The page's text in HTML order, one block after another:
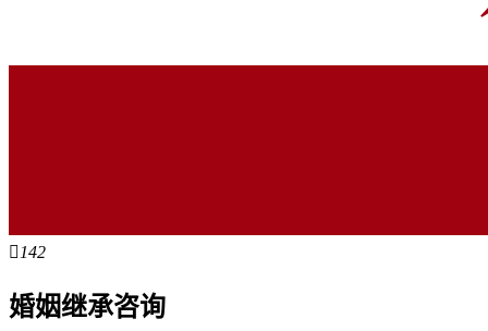
 142
婚姻继承咨询